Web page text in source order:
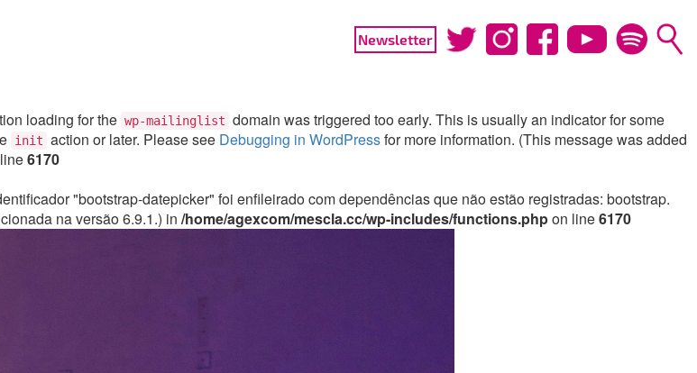
loading for the wp-mailinglist domain was triggered too early. This is usually an indicator for some
init action or later. Please see Debugging in WordPressfor more information. (This message was added
6170
"bootstrap-datepicker" foi enfileirado com dependências que não estão registradas: bootstrap.
na versão 6.9.1.) in /home/agexcom/mescla.cc/wp-includes/functions.phpon line6170
Newsletter